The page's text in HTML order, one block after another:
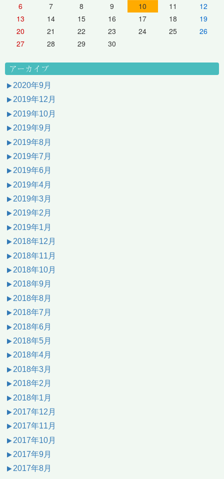
6
7 8 9 10 11
12
13
14 15 16 17 18
19
20
21 22 23 24 25
26
27
28 29 30
アーカイブ
2020年9月
2019年12月
2019年10月
2019年9月
2019年8月
2019年7月
2019年6月
2019年4月
2019年3月
2019年2月
2019年1月
2018年12月
2018年11月
2018年10月
2018年9月
2018年8月
2018年7月
2018年6月
2018年5月
2018年4月
2018年3月
2018年2月
2018年1月
2017年12月
2017年11月
2017年10月
2017年9月
2017年8月